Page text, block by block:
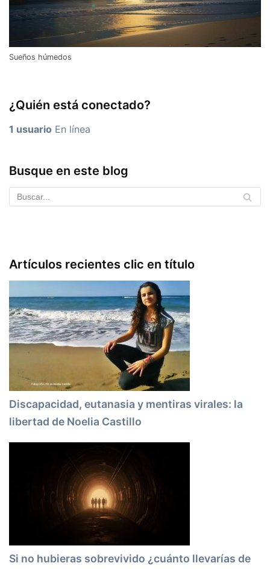
Sueños húmedos
¿Quién está conectado?
1 usuario En línea
Busque en este blog
Artículos recientes clic en título
Discapacidad, eutanasia y mentiras virales: la
libertad de Noelia Castillo
Si no hubieras sobrevivido ¿cuánto llevarías de